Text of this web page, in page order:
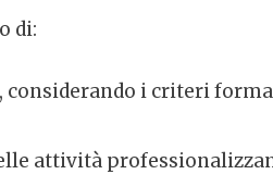
di:
i criteri
attività